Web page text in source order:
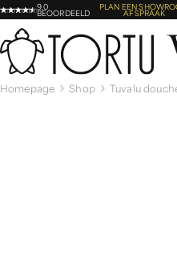
9,0
BEOORDEELD
PLAN EEN
AFSPRAAK
Homepage Shop Tuvalu